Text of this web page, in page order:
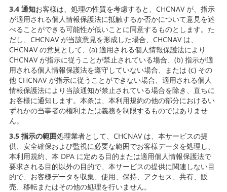
3.4 通知お客様は、処理の性質を考慮すると、CHCNAV が、指示
が適用される個人情報保護法に抵触するか否かについて意見を述
べることができる可能性が低いことに同意するものとします。た
だし、CHCNAV が当該意見を形成した場合、CHCNAV は、
CHCNAV の意見として、(a) 適用される個人情報保護法により
CHCNAV が指示に従うことが禁止されている場合、(b) 指示が適
用される個人情報保護法を遵守していない場合、または (c) その
他 CHCNAV が指示に従うことができない場合、適用される個人
情報保護法により当該通知が禁止されている場合を除き、直ちに
お客様に通知します。本条は、本利用規約の他の部分におけるい
ずれかの当事者の権利または義務を制限するものではありませ
ん。
3.5 指示の範囲処理業者として、CHCNAV は、本サービスの提
供、安全確保および監視に必要な範囲でお客様データを処理し、
本利用規約、本 DPA に定める目的または適用個人情報保護法で
要求される目的以外の目的で、本サービスの提供に関連しない目
的で、お客様データを収集、使用、保持、アクセス、共有、販
売、移転またはその他の処理を行いません。